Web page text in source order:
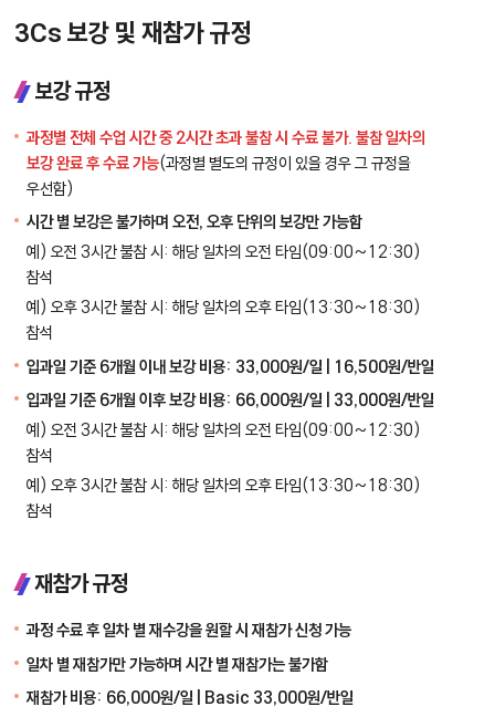
3Cs 보강 및 재참가 규정
보강 규정
과정별 전체 수업 시간 중 2시간 초과 불참 시 수료 불가. 불참 일차의
보강 완료 후 수료 가능(과정별 별도의 규정이 있을 경우 그 규정을
우선함)
시간 별 보강은 불가하며 오전, 오후 단위의 보강만 가능함
예) 오전 3시간 불참 시: 해당 일차의 오전 타임(09:00~12:30)
참석
예) 오후 3시간 불참 시: 해당 일차의 오후 타임(13:30~18:30)
참석
입과일 기준 6개월 이내 보강 비용: 33,000원/일 | 16,500원/반일
입과일 기준 6개월 이후 보강 비용: 66,000원/일 | 33,000원/반일
예) 오전 3시간 불참 시: 해당 일차의 오전 타임(09:00~12:30)
참석
예) 오후 3시간 불참 시: 해당 일차의 오후 타임(13:30~18:30)
참석
재참가 규정
과정 수료 후 일차 별 재수강을 원할 시 재참가 신청 가능
일차 별 재참가만 가능하며 시간 별 재참가는 불가함
재참가 비용: 66,000원/일 | Basic 33,000원/반일